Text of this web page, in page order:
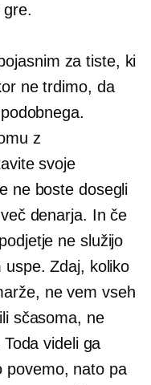
gre.
za tiste, ki
ne trdimo, da
z
svoje
ne boste dosegli
denarja. In če
ne služijo
uspe. Zdaj, koliko
ne vem vseh
sčasoma, ne
videli ga
povemo, nato pa